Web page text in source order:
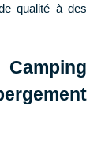
qualité à des